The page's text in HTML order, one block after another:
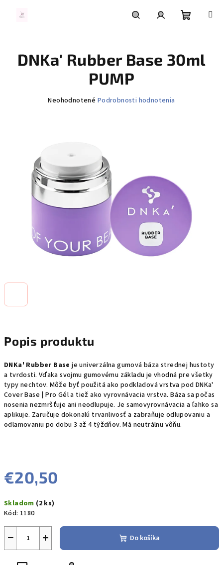
košík
Popis produktu
DNKa' Rubber Base je univerzálna gumová báza strednej hustoty
a tvrdosti. Vďaka svojmu gumovému základu je vhodná pre všetky
typy nechtov. Môže byť použitá ako podkladová vrstva pod DNKa'
Cover Base | Pro Gél a tiež ako vyrovnávacia vrstva. Báza sa počas
nosenia nezmršťuje ani neodlupuje. Je samovyrovnávacia a ľahko sa
aplikuje. Zaručuje dokonalú trvanlivosť a zabraňuje odlupovaniu a
odlamovaniu po dobu 3 až 4 týždňov. Má neutrálnu vôňu.
€20,50
cena:
Skladom (2 ks)
Kód: 1180
+
− Do košíka
DNKa' Rubber Base 30ml
PUMP
Priemerné
hviezdičiek.
Neohodnotené Podrobnosti hodnotenia